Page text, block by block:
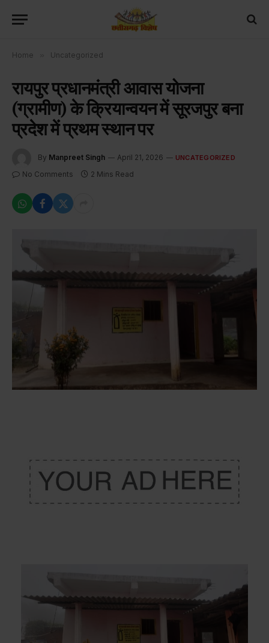
Home Uncategorized
रायपुर प्रधानमंत्री आवास योजना
(ग्रामीण) के क्रियान्वयन में सूरजपुर बना
प्रदेश में प्रथम स्थान पर
By Manpreet Singh April 21, 2026 UNCATEGORIZED
No Comments 2 Mins Read